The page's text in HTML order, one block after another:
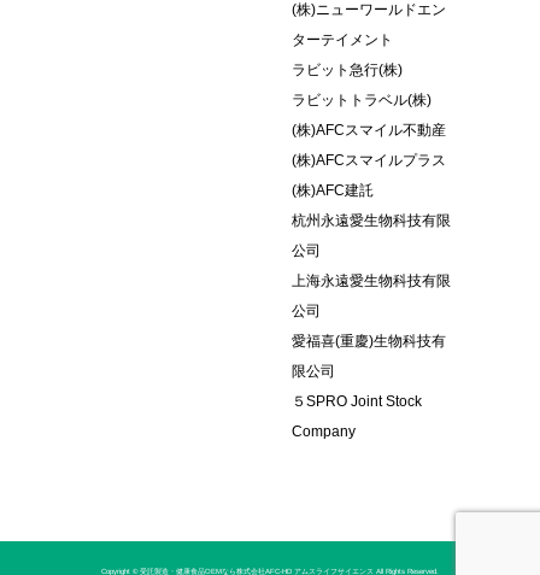
(株)ニューワールドエン
ターテイメント
ラビット急行(株)
ラビットトラベル(株)
(株)AFCスマイル不動産
(株)AFCスマイルプラス
(株)AFC建託
杭州永遠愛生物科技有限
公司
上海永遠愛生物科技有限
公司
愛福喜(重慶)生物科技有
限公司
５SPRO Joint Stock
Company
Copyright © 受託製造・健康食品OEMなら株式会社AFC-HD アムスライフサイエンス All Rights Reserved.